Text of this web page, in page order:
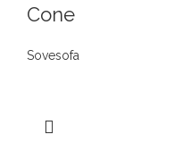
Cone
Sovesofa